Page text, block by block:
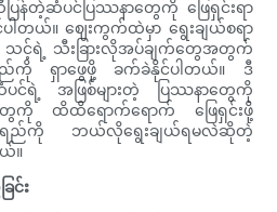
န်တဲ့ဆံပင်ပြဿနာတွေကို ဖြေရှင်းရာ
င်ပါတယ်။ ဈေးကွက်ထဲမှာ ရွေးချယ်စရာ
င့် သင့်ရဲ့ သီးခြားလိုအပ်ချက်တွေအတွက်
ာ်ရည်ကို ရှာဖွေဖို့ ခက်ခဲနိုင်ပါတယ်။ ဒီ
ပင်ရဲ့ အဖြစ်များတဲ့ ပြဿနာတွေကို
တွေကို ထိထိရောက်ရောက် ဖြေရှင်းဖို့
ာ်ရည်ကို ဘယ်လိုရွေးချယ်ရမလဲဆိုတဲ့
။
င်း